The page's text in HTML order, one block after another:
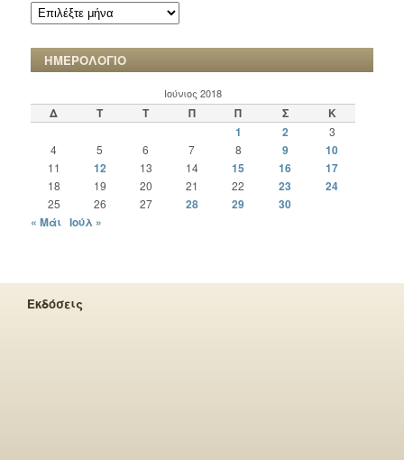
ΑΡΧΕΙΟ
ΧΡΟΝΙΚΩΝ
ΗΜΕΡΟΛΟΓΙΟ
Ιούνιος 2018
Δ Τ Τ Π Π Σ
Κ
1
2
3
4
5 6 7 8 9 10
11 12 13 14 15 16 17
18 19 20 21 22 23 24
25 26 27 28 29
30
« Μάι Ιούλ »
Εκδόσεις